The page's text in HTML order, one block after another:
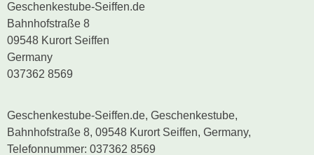
Geschenkestube-Seiffen.de
Bahnhofstraße 8
09548 Kurort Seiffen
Germany
037362 8569
Geschenkestube-Seiffen.de, Geschenkestube,
Bahnhofstraße 8, 09548 Kurort Seiffen, Germany,
Telefonnummer: 037362 8569